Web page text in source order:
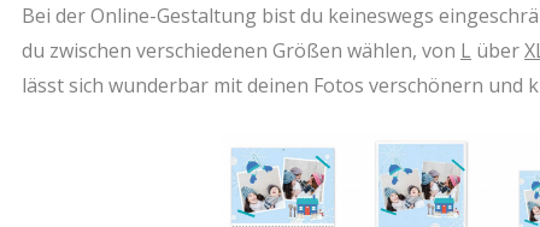
Bei der Online-Gestaltung bist du keineswegs
du zwischen verschiedenen Größen wählen, von L über
lässt sich wunderbar mit deinen Fotos verschönern und